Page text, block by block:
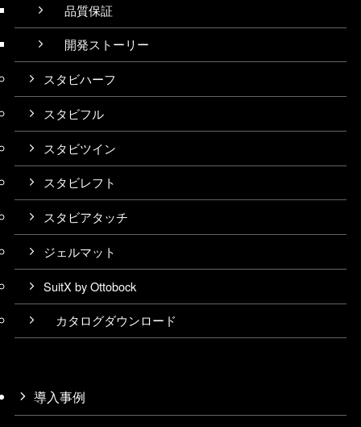
品質保証
開発ストーリー
スタビハーフ
スタビフル
スタビツイン
スタビレフト
スタビアタッチ
ジェルマット
SuitX by Ottobock
カタログダウンロード
導入事例